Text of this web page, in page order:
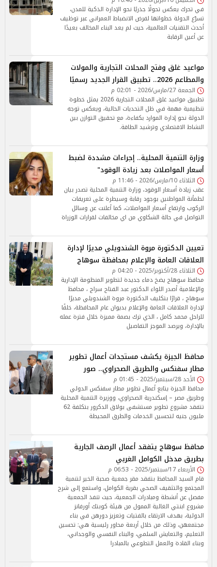
في تحرك يعكس تحولًا جذريًا نحو الإدارة الذكية للمدن،
تسرّع الدولة خطواتها لفرض الانضباط العمراني عبر توظيف
أحدث التقنيات العالمية، حيث لم يعد البناء المخالف بعيدًا
عن أعين الرقابة
مواعيد غلق وفتح المحلات التجارية والمولات
والمطاعم 2026.. تطبيق القرار الجديد رسميًا
الجمعة 27/مارس/2026 - 02:01 م
تطبيق مواعيد غلق المحلات التجارية 2026 يمثل خطوة
تنظيمية مهمة في ظل التحديات الحالية، ويعكس توجه
الدولة نحو إدارة الموارد بكفاءة، مع تحقيق التوازن بين
النشاط الاقتصادي وترشيد الطاقة.
وزارة التنمية المحلية.. إجراءات مشددة لضبط
أسعار المواصلات بعد زيادة الوقود"
الثلاثاء 10/مارس/2026 - 11:46 م
عقب زيادة أسعار الوقود، وزارة التنمية المحلية تصدر بيان
لطمأنة المواطنين بوجود رقابة وسيطرة على تعريفات
الركوب وارتفاع أسعار المواصلات، كما أعلنت عن وسائل
التواصل في حالة الشكاوي من اي مخالفات لقرارات الوزراة
تعيين الدكتورة مروة الشندويلي مديرًا لإدارة
العلاقات العامة والإعلام بمحافظة سوهاج
الثلاثاء 28/أكتوبر/2025 - 04:20 م
محافظ سوهاج يضخ دماء جديدة لتطوير المنظومة الإدارية
والإعلامية أصدر اللواء الدكتور عبد الفتاح سراج ، محافظ
سوهاج ، قرارًا بتكليف الدكتورة مروة الشندويلي مديرًا
لإدارة العلاقات العامة والإعلام بديوان عام المحافظة، خلفًا
للراحل محمد كامل ، الذي ترك بصمة مميزة خلال فترة عمله
بالإدارة، ويرصد الموجز التفاصيل
محافظ الجيزة يكشف مستجدات أعمال تطوير
مطار سفنكس والطريق الصحراوي.. صور
الأحد 28/سبتمبر/2025 - 01:45 م
محافظ الجيزة يتابع أعمال تطوير مطار سفنكس الدولي
وطريق مصر – إسكندرية الصحراوي، ووزيرة التنمية المحلية
تتفقد مشروع تطوير مستشفى بولاق الدكرور بتكلفة 62
مليون جنيه لتحسين الخدمات والطرق المحيطة
محافظ سوهاج يتفقد أعمال الرصف الجارية
بطريق مدخل الكوامل الغربي
الأربعاء 17/سبتمبر/2025 - 06:53 م
قام السيد المحافظ بتفقد مقر جمعية صحبة الخير لتنمية
المجتمع والتثقيف الصحي بقرية الكوامل، واستمع إلى شرح
مفصل عن أنشطة ومبادرات الجمعية، حيث تنفذ الجمعية
مشروع ابنتي الغالية الممول من هيئة كوبتك أورفانز
الدولية، بهدف الارتقاء بالفتيات وتعزيز دورهن في بناء
مجتمعهن، وذلك من خلال أربعة محاور رئيسية هي: تحسين
التعليم، والتعايش السلمي، والبناء النفسي والوجداني،
وبناء القادة والعمل التطوعي بالمبادرا